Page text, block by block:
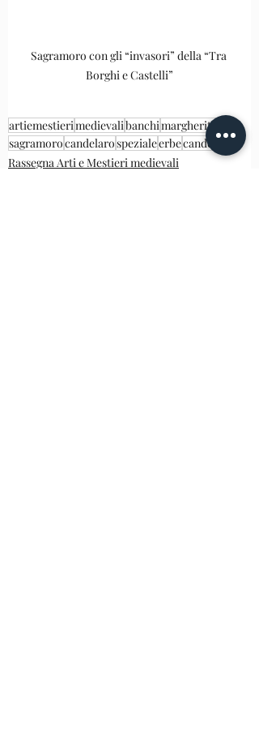
Sagramoro con gli “invasori” della “Tra
Borghi e Castelli”
artiemestierimedievalibanchimargherita
sagramorocandelarospezialeerbecandele
Rassegna Arti e Mestieri medievali